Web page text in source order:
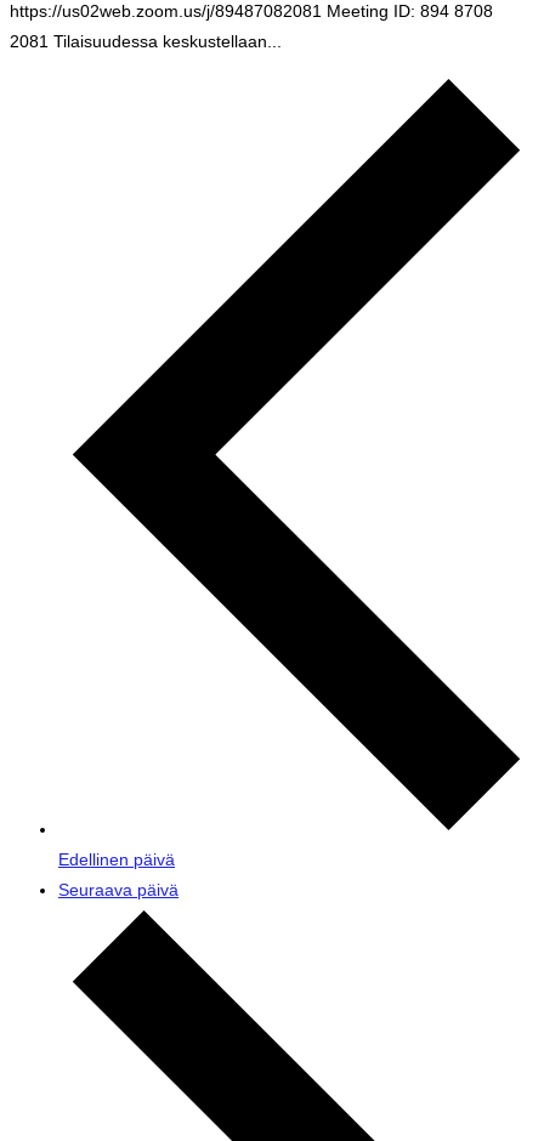
https://us02web.zoom.us/j/89487082081 Meeting ID: 894 8708
2081 Tilaisuudessa keskustellaan...
Edellinen päivä
Seuraava päivä